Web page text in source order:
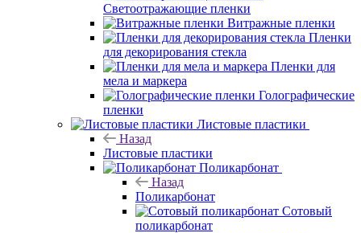
Светоотражающие пленки
Витражные пленки
Пленки
для декорирования стекла
Пленки для
мела и маркера
Голографические
пленки
Листовые пластики
Назад
Листовые пластики
Поликарбонат
Назад
Поликарбонат
Сотовый
поликарбонат